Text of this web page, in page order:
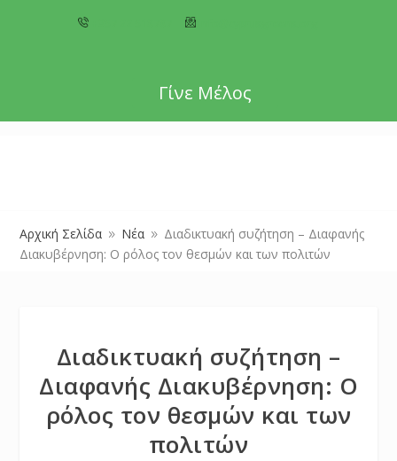
Γίνε Μέλος
Αρχική Σελίδα 9 Νέα 9 Διαδικτυακή συζήτηση – Διαφανής
Διακυβέρνηση: Ο ρόλος τον θεσμών και των πολιτών
Διαδικτυακή συζήτηση –
Διαφανής Διακυβέρνηση: Ο
ρόλος τον θεσμών και των
πολιτών